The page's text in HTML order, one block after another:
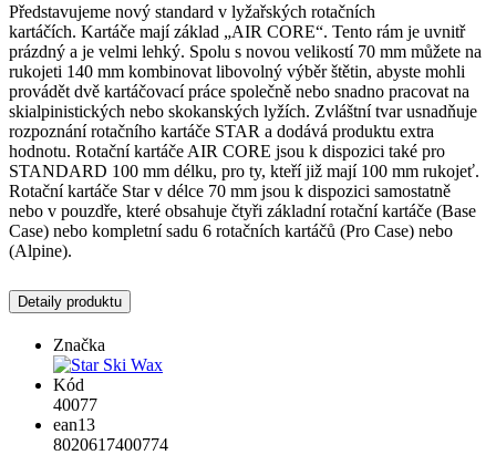
Představujeme nový standard v lyžařských rotačních
kartáčích. Kartáče mají základ „AIR CORE“. Tento rám je uvnitř
prázdný a je velmi lehký. Spolu s novou velikostí 70 mm můžete na
rukojeti 140 mm kombinovat libovolný výběr štětin, abyste mohli
provádět dvě kartáčovací práce společně nebo snadno pracovat na
skialpinistických nebo skokanských lyžích. Zvláštní tvar usnadňuje
rozpoznání rotačního kartáče STAR a dodává produktu extra
hodnotu. Rotační kartáče AIR CORE jsou k dispozici také pro
STANDARD 100 mm délku, pro ty, kteří již mají 100 mm rukojeť.
Rotační kartáče Star v délce 70 mm jsou k dispozici samostatně
nebo v pouzdře, které obsahuje čtyři základní rotační kartáče (Base
Case) nebo kompletní sadu 6 rotačních kartáčů (Pro Case) nebo
(Alpine).
Detaily produktu
Značka
Kód
40077
ean13
8020617400774